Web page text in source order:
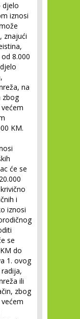
djelo
iznosi
znajući
8.000
na
zbog
KM.
će se
i
iznosi
se
do
1. ovog
ili
zbog